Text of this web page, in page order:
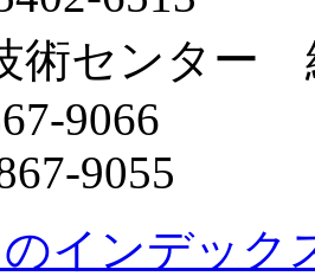
術センター
9066
9055
のインデック